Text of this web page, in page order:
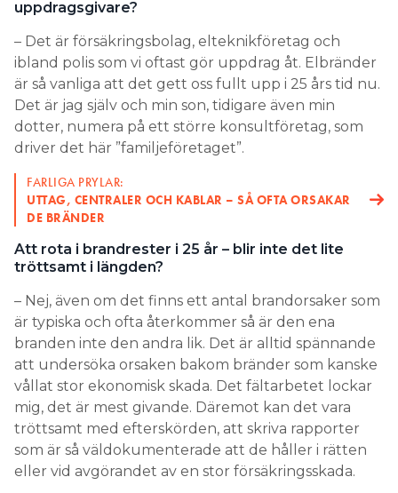
är så vanliga att det gett oss fullt upp i 25 års tid nu.
Det är jag själv och min son, tidigare även min
dotter, numera på ett större konsultföretag, som
driver det här ”familjeföretaget”.
FARLIGA PRYLAR:
UTTAG, CENTRALER OCH KABLAR – SÅ OFTA ORSAKAR
DE BRÄNDER
Att rota i brandrester i 25 år – blir inte det lite
tröttsamt i längden?
– Nej, även om det finns ett antal brandorsaker som
är typiska och ofta återkommer så är den ena
branden inte den andra lik. Det är alltid spännande
att undersöka orsaken bakom bränder som kanske
vållat stor ekonomisk skada. Det fältarbetet lockar
mig, det är mest givande. Däremot kan det vara
tröttsamt med efterskörden, att skriva rapporter
som är så väldokumenterade att de håller i rätten
eller vid avgörandet av en stor försäkringsskada.
Så du menar att det kan hänga på dina rapporter
hur en skada avgörs? Kan det rentav vara risk för
juridiska tvister i de här sammanhangen?